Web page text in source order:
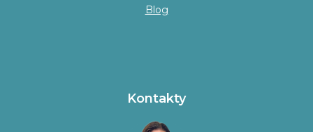
Blog
Kontakty